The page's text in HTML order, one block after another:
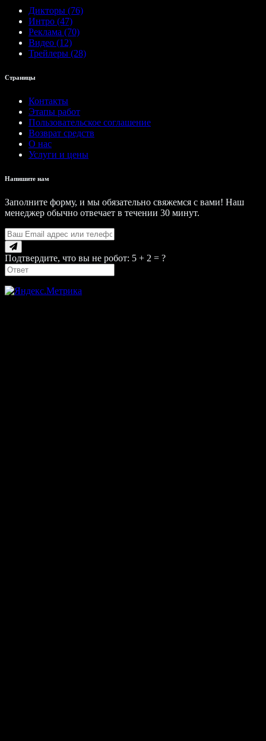
Дикторы (76)
Интро (47)
Реклама (70)
Видео (12)
Трейлеры (28)
Страницы
Контакты
Этапы работ
Пользовательское соглашение
Возврат средств
О нас
Услуги и цены
Напишите нам
Заполните форму, и мы обязательно свяжемся с вами! Наш
менеджер обычно отвечает в течении 30 минут.
Подтвердите, что вы не робот: 5 + 2 = ?